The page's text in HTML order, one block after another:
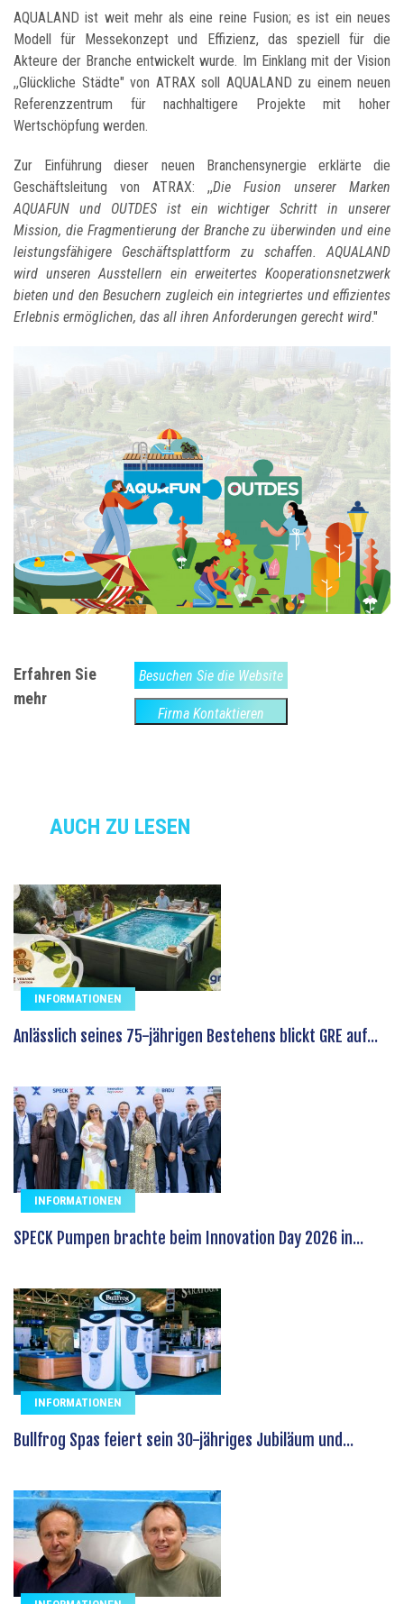
AQUALAND ist weit mehr als eine reine Fusion; es ist ein neues
Modell für Messekonzept und Effizienz, das speziell für die
Akteure der Branche entwickelt wurde. Im Einklang mit der Vision
,,Glückliche Städte" von ATRAX soll AQUALAND zu einem neuen
Referenzzentrum für nachhaltigere Projekte mit hoher
Wertschöpfung werden.
Zur Einführung dieser neuen Branchensynergie erklärte die
Geschäftsleitung von ATRAX: ,,Die Fusion unserer Marken
AQUAFUN und OUTDES ist ein wichtiger Schritt in unserer
Mission, die Fragmentierung der Branche zu überwinden und eine
leistungsfähigere Geschäftsplattform zu schaffen. AQUALAND
wird unseren Ausstellern ein erweitertes Kooperationsnetzwerk
bieten und den Besuchern zugleich ein integriertes und effizientes
Erlebnis ermöglichen, das all ihren Anforderungen gerecht wird."
Erfahren Sie
mehr
Besuchen Sie die Website
Firma Kontaktieren
AUCH ZU LESEN
INFORMATIONEN
Anlässlich seines 75-jährigen Bestehens blickt GRE auf...
INFORMATIONEN
SPECK Pumpen brachte beim Innovation Day 2026 in...
INFORMATIONEN
Bullfrog Spas feiert sein 30-jähriges Jubiläum und...